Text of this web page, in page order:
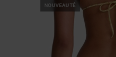
NOUVEAUTÉ